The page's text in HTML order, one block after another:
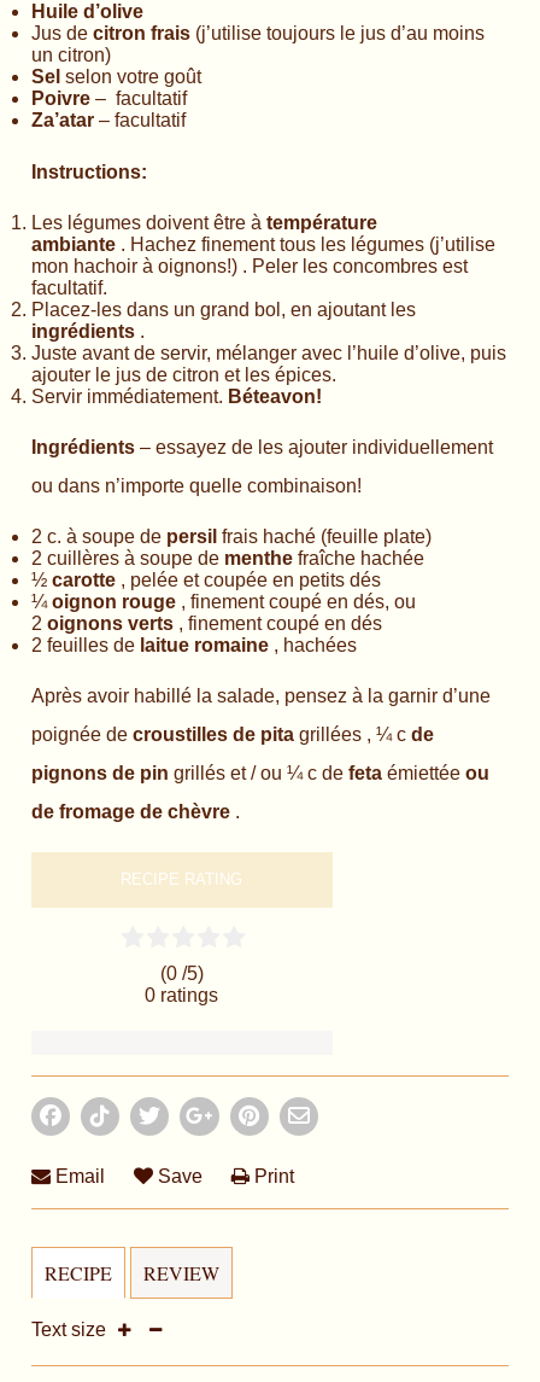
Huile d’olive
Jus de citron frais(j’utilise toujours le jus d’au moins
un citron)
Sel selon votre goût
Poivre– facultatif
Za’atar– facultatif
Instructions:
Les légumes doivent être à température
ambiante. Hachez finement tous les légumes (j’utilise
mon hachoir à oignons!) . Peler les concombres est
facultatif.
Placez-les dans un grand bol, en ajoutant les
ingrédients.
Juste avant de servir, mélanger avec l’huile d’olive, puis
ajouter le jus de citron et les épices.
Servir immédiatement. Béteavon!
Ingrédients – essayez de les ajouter individuellement
ou dans n’importe quelle combinaison!
2 c. à soupe de persil frais haché (feuille plate)
2 cuillères à soupe de menthefraîche hachée
½ carotte, pelée et coupée en petits dés
¼oignon rouge, finement coupé en dés, ou
2 oignons verts, finement coupé en dés
2 feuilles de laitue romaine, hachées
Après avoir habillé la salade, pensez à la garnir d’une
poignée de croustilles de pitagrillées , ¼ c de
pignons de pin grillés et / ou ¼ c de fetaémiettée ou
de fromage de chèvre.
RECIPE RATING
(0 /5)
0 ratings
Email Save Print
RECIPE REVIEW
Text size